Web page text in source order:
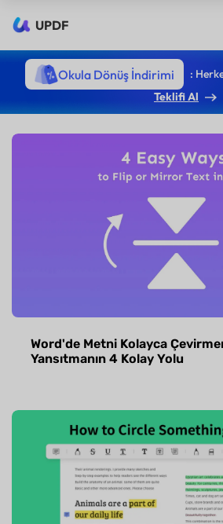
UPDF
Okula Dönüş İndirimi
:
Teklifi Al
Word'de Metni Kolayca
Yansıtmanın 4 Kolay Yolu